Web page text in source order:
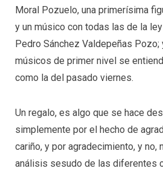
Moral Pozuelo, una primerísima
y un músico con todas las de la
Pedro Sánchez Valdepeñas Pozo;
músicos de primer nivel se
como la del pasado viernes.
Un regalo, es algo que se hace
simplemente por el hecho de
cariño, y por agradecimiento, y no,
análisis sesudo de las diferentes